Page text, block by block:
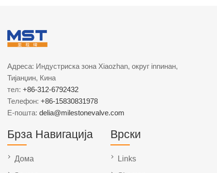
Адреса: Индустриска зона Xiaozhan, округ innинан,
Тијанџин, Кина
Телефон:
+86-15830831978
Е-пошта:
Брза Навигација
Дома
За нас
Производи
Links
Sitemap